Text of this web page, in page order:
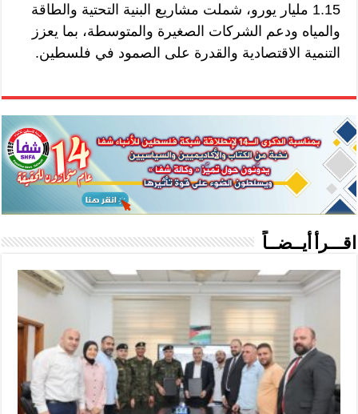
1.15 مليار يورو، شملت مشاريع البنية التحتية والطاقة
والمياه ودعم الشركات الصغيرة والمتوسطة، بما يعزز
التنمية الاقتصادية والقدرة على الصمود في فلسطين.
اقـــرأ أيــضــاً